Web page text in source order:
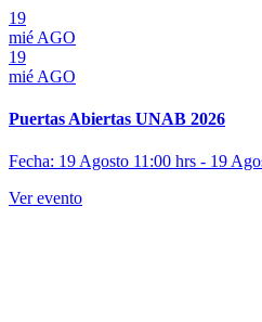
19
mié AGO
19
mié AGO
Puertas Abiertas UNAB 2026
Fecha: 19 Agosto 11:00 hrs - 19
Ver evento